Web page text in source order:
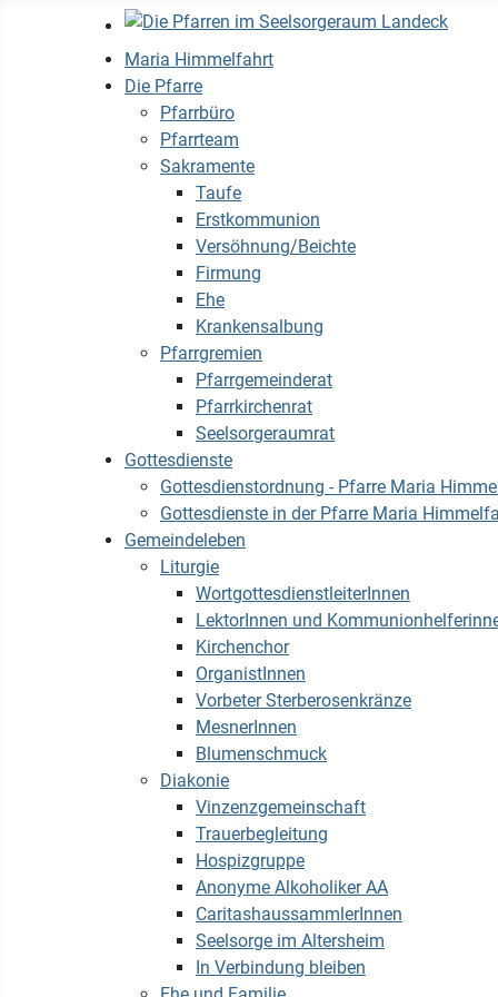
Maria Himmelfahrt
Die Pfarre
Pfarrbüro
Pfarrteam
Sakramente
Taufe
Erstkommunion
Versöhnung/Beichte
Firmung
Ehe
Krankensalbung
Pfarrgremien
Pfarrgemeinderat
Pfarrkirchenrat
Seelsorgeraumrat
Gottesdienste
Gottesdienstordnung - Pfarre Maria
Gottesdienste in der Pfarre Maria
Gemeindeleben
Liturgie
WortgottesdienstleiterInnen
LektorInnen und
Kirchenchor
OrganistInnen
Vorbeter Sterberosenkränze
MesnerInnen
Blumenschmuck
Diakonie
Vinzenzgemeinschaft
Trauerbegleitung
Hospizgruppe
Anonyme Alkoholiker AA
CaritashaussammlerInnen
Seelsorge im Altersheim
In Verbindung bleiben